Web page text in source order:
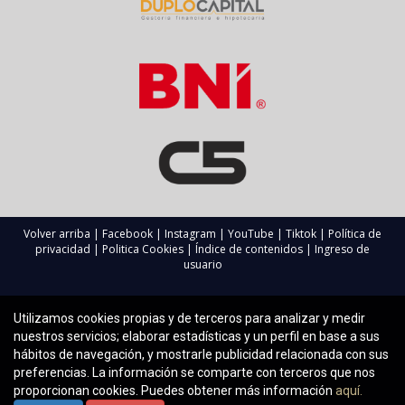
mantenimiento en mi propiedad?
Se recomienda realizar inspecciones regulares al menos
tareas específicas como limpieza profunda o reparaciones
operar sin licencia?
Las consecuencias pueden incluir multas económicas
permanente de operar como alquiler vacacional, además
del daño potencial a tu reputación como anfitrión.
Volver arriba | Facebook | Instagram | YouTube | Tiktok | Política de
privacidad | Politica Cookies | Índice de contenidos | Ingreso de
usuario
Utilizamos cookies propias y de terceros para analizar y medir
nuestros servicios; elaborar estadísticas y un perfil en base a sus
hábitos de navegación, y mostrarle publicidad relacionada con sus
preferencias. La información se comparte con terceros que nos
proporcionan cookies. Puedes obtener más información aquí.